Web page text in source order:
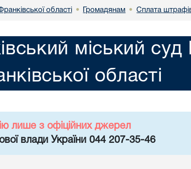
області • Громадянам • Сплата
міський суд
області
лише з офіційних джерел
влади України 044 207-35-46